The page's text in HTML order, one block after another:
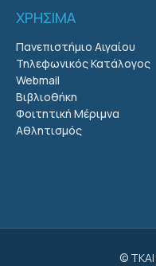
ΧΡΗΣΙΜΑ
Πανεπιστήμιο Αιγαίου
Τηλεφωνικός Κατάλογος
Webmail
Βιβλιοθήκη
Φοιτητική Μέριμνα
Αθλητισμός
©